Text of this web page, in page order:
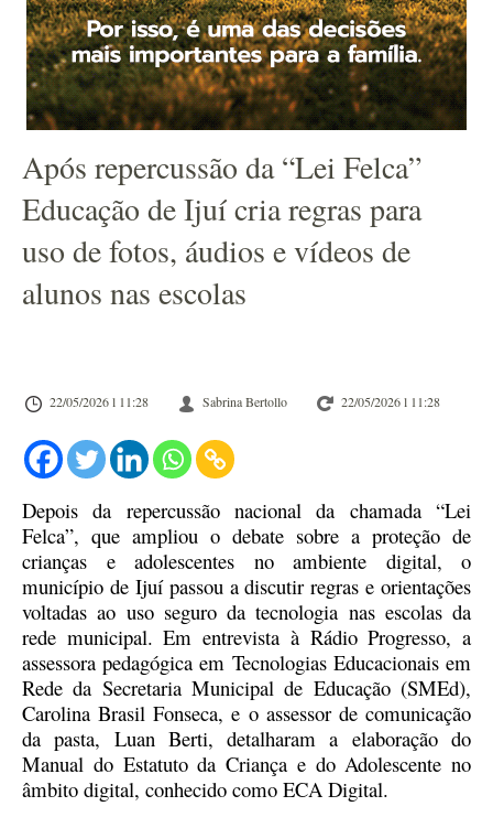
Após repercussão da “Lei Felca”
Educação de Ijuí cria regras para
uso de fotos, áudios e vídeos de
alunos nas escolas
22/05/2026 l 11:28 Sabrina Bertollo 22/05/2026 l 11:28
Depois da repercussão nacional da chamada “Lei
Felca”, que ampliou o debate sobre a proteção de
crianças e adolescentes no ambiente digital, o
município de Ijuí passou a discutir regras e orientações
voltadas ao uso seguro da tecnologia nas escolas da
rede municipal. Em entrevista à Rádio Progresso, a
assessora pedagógica em Tecnologias Educacionais em
Rede da Secretaria Municipal de Educação (SMEd),
Carolina Brasil Fonseca, e o assessor de comunicação
da pasta, Luan Berti, detalharam a elaboração do
Manual do Estatuto da Criança e do Adolescente no
âmbito digital, conhecido como ECA Digital.